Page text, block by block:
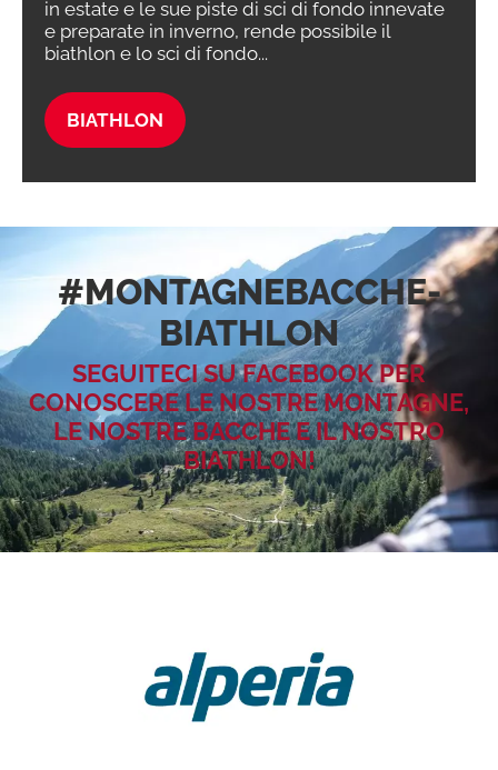
in estate e le sue piste di sci di fondo innevate
e preparate in inverno, rende possibile il
biathlon e lo sci di fondo...
BIATHLON
#MONTAGNEBACCHE­
BIATHLON
SEGUITECI SU FACEBOOK PER
CONOSCERE LE NOSTRE MONTAGNE,
LE NOSTRE BACCHE E IL NOSTRO
BIATHLON!